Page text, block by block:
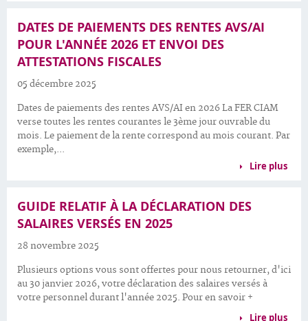
DATES DE PAIEMENTS DES RENTES AVS/AI
POUR L'ANNÉE 2026 ET ENVOI DES
ATTESTATIONS FISCALES
05 décembre 2025
Dates de paiements des rentes AVS/AI en 2026 La FER CIAM
verse toutes les rentes courantes le 3ème jour ouvrable du
mois. Le paiement de la rente correspond au mois courant. Par
exemple,...
Lire plus
GUIDE RELATIF À LA DÉCLARATION DES
SALAIRES VERSÉS EN 2025
28 novembre 2025
Plusieurs options vous sont offertes pour nous retourner, d'ici
au 30 janvier 2026, votre déclaration des salaires versés à
votre personnel durant l'année 2025. Pour en savoir +
Lire plus